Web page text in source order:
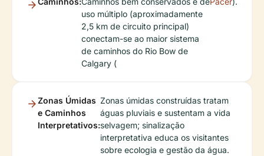
uso múltiplo (aproximadamente
2,5 km de circuito principal)
conectam-se ao maior sistema
de caminhos do Rio Bow de
Calgary (
Zonas Úmidas
e Caminhos
Interpretativos:
Zonas úmidas construídas tratam
águas pluviais e sustentam a vida
selvagem; sinalização
interpretativa educa os visitantes
sobre ecologia e gestão da água.